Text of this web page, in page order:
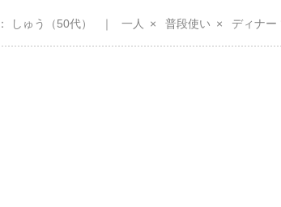
しゅう （50代） 一人 普段使い ディナー